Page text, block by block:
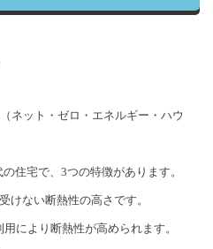
ネット・ゼロ・エネルギー・ハウ
住宅で、3つの特徴があります。
けない断熱性の高さです。
により断熱性が高められます。